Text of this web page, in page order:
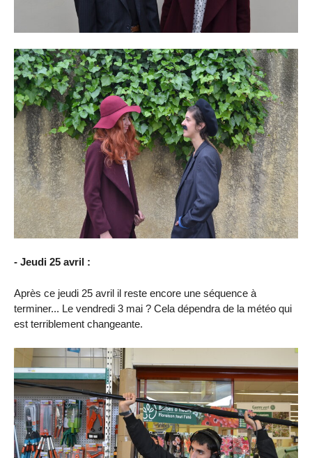
- Jeudi 25 avril :
Après ce jeudi 25 avril il reste encore une séquence à
terminer... Le vendredi 3 mai ? Cela dépendra de la météo qui
est terriblement changeante.